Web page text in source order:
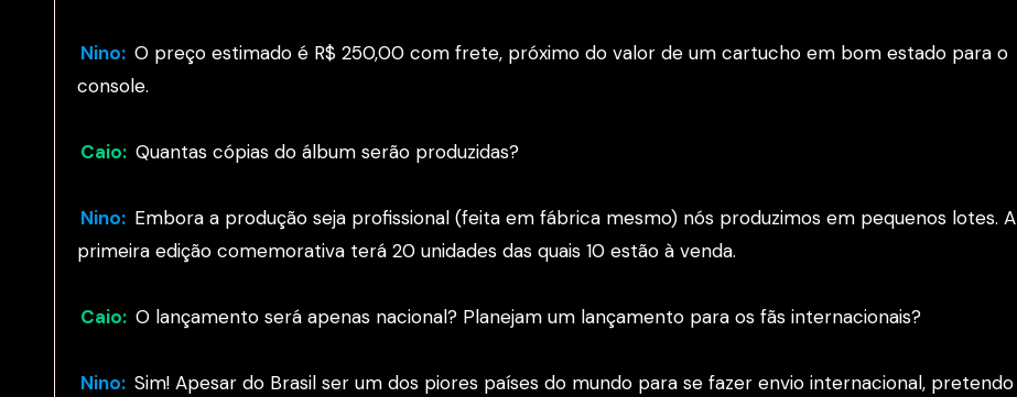
Nino: O preço estimado é R$ 250,00 com frete, próximo do valor de um cartucho em bom estado para o
console.
Caio: Quantas cópias do álbum serão produzidas?
Nino: Embora a produção seja profissional (feita em fábrica mesmo) nós produzimos em pequenos lotes. A
primeira edição comemorativa terá 20 unidades das quais 10 estão à venda.
Caio: O lançamento será apenas nacional? Planejam um lançamento para os fãs internacionais?
Nino: Sim! Apesar do Brasil ser um dos piores países do mundo para se fazer envio internacional, pretendo